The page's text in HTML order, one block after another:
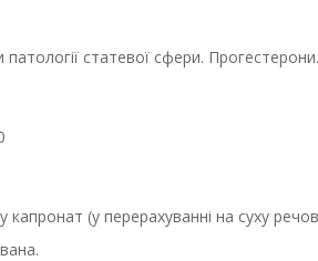
статевої сфери. Прогестерони.
капронат (у перерахуванні на суху